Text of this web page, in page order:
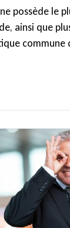
possède le
ainsi que
commune